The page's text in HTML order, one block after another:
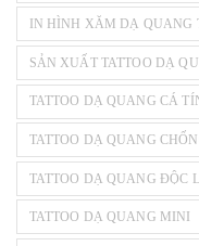
IN HÌNH XĂM DẠ QUANG
SẢN XUẤT TATTOO DẠ
TATTOO DẠ QUANG CÁ
TATTOO DẠ QUANG
TATTOO DẠ QUANG ĐỘC
TATTOO DẠ QUANG MINI